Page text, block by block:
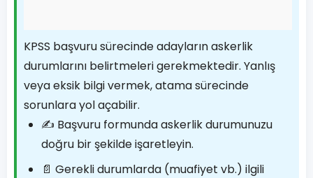
KPSS başvuru sürecinde adayların askerlik
durumlarını belirtmeleri gerekmektedir. Yanlış
veya eksik bilgi vermek, atama sürecinde
sorunlara yol açabilir.
✍️ Başvuru formunda askerlik durumunuzu
doğru bir şekilde işaretleyin.
📄 Gerekli durumlarda (muafiyet vb.) ilgili